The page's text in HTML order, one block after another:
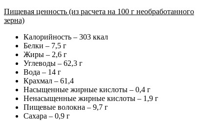
Пищевая ценность (из расчета на 100 г необработанного
зерна)
Калорийность – 303 ккал
Белки – 7,5 г
Жиры – 2,6 г
Углеводы – 62,3 г
Вода – 14 г
Крахмал – 61,4
Насыщенные жирные кислоты – 0,4 г
Ненасыщенные жирные кислоты – 1,9 г
Пищевые волокна – 9,7 г
Сахара – 0,9 г